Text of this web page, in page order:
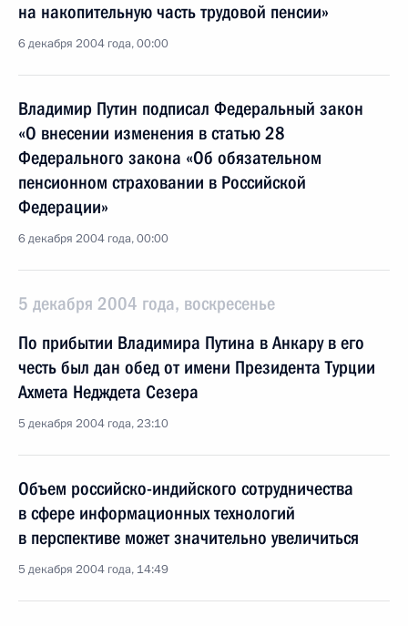
на накопительную часть трудовой пенсии»
6 декабря 2004 года, 00:00
Владимир Путин подписал Федеральный закон
«О внесении изменения в статью 28
Федерального закона «Об обязательном
пенсионном страховании в Российской
Федерации»
6 декабря 2004 года, 00:00
5 декабря 2004 года, воскресенье
По прибытии Владимира Путина в Анкару в его
честь был дан обед от имени Президента Турции
Ахмета Недждета Сезера
5 декабря 2004 года, 23:10
Объем российско-индийского сотрудничества
в сфере информационных технологий
в перспективе может значительно увеличиться
5 декабря 2004 года, 14:49